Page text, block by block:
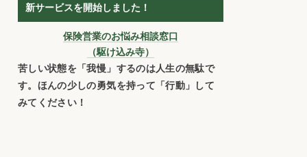
新サービスを開始しました！
保険営業のお悩み相談窓口
（駆け込み寺）
苦しい状態を「我慢」するのは人生の無駄で
す。ほんの少しの勇気を持って「行動」して
みてください！